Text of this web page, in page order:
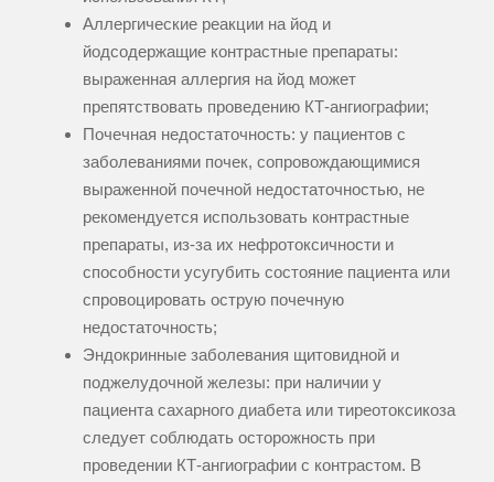
Аллергические реакции на йод и
йодсодержащие контрастные препараты:
выраженная аллергия на йод может
препятствовать проведению КТ-ангиографии;
Почечная недостаточность: у пациентов с
заболеваниями почек, сопровождающимися
выраженной почечной недостаточностью, не
рекомендуется использовать контрастные
препараты, из-за их нефротоксичности и
способности усугубить состояние пациента или
спровоцировать острую почечную
недостаточность;
Эндокринные заболевания щитовидной и
поджелудочной железы: при наличии у
пациента сахарного диабета или тиреотоксикоза
следует соблюдать осторожность при
проведении КТ-ангиографии с контрастом. В